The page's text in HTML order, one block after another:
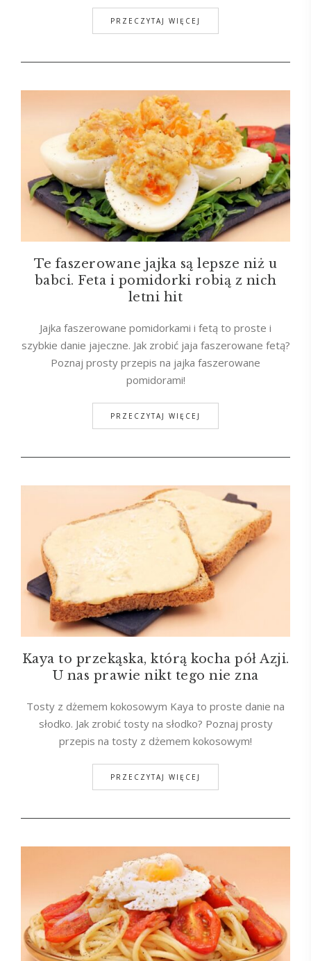
PRZECZYTAJ WIĘCEJ
Te faszerowane jajka są lepsze niż u
babci. Feta i pomidorki robią z nich
letni hit
Jajka faszerowane pomidorkami i fetą to proste i
szybkie danie jajeczne. Jak zrobić jaja faszerowane fetą?
Poznaj prosty przepis na jajka faszerowane
pomidorami!
PRZECZYTAJ WIĘCEJ
Kaya to przekąska, którą kocha pół Azji.
U nas prawie nikt tego nie zna
Tosty z dżemem kokosowym Kaya to proste danie na
słodko. Jak zrobić tosty na słodko? Poznaj prosty
przepis na tosty z dżemem kokosowym!
PRZECZYTAJ WIĘCEJ